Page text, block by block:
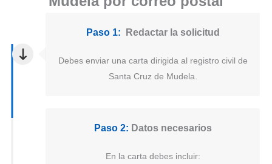
Paso 1: Redactar la solicitud
Debes enviar una carta dirigida al registro civil de
Santa Cruz de Mudela.
Paso 2: Datos necesarios
En la carta debes incluir: